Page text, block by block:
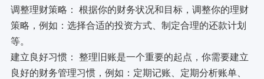
调整理财策略： 根据你的财务状况和目标，调整你的理财
策略，例如：选择合适的投资方式、制定合理的还款计划
等。
建立良好习惯： 整理旧账是一个重要的起点，你需要建立
良好的财务管理习惯，例如：定期记账、定期分析账单、